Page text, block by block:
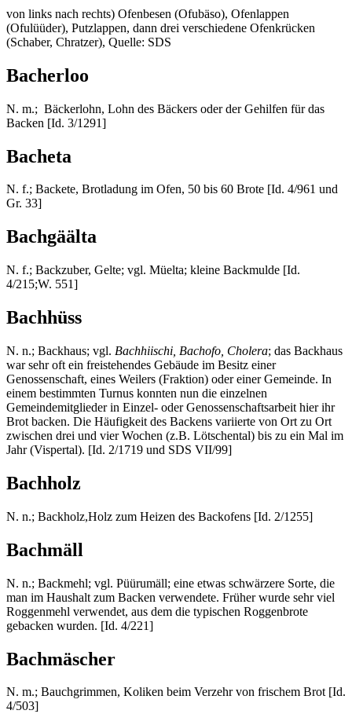
von links nach rechts) Ofenbesen (Ofubäso), Ofenlappen
(Ofulüüder), Putzlappen, dann drei verschiedene Ofenkrücken
(Schaber, Chratzer), Quelle: SDS
Bacherloo
N. m.; Bäckerlohn, Lohn des Bäckers oder der Gehilfen für das
Backen [Id. 3/1291]
Bacheta
N. f.; Backete, Brotladung im Ofen, 50 bis 60 Brote [Id. 4/961 und
Gr. 33]
Bachgäälta
N. f.; Backzuber, Gelte; vgl. Müelta; kleine Backmulde [Id.
4/215;W. 551]
Bachhüss
N. n.; Backhaus; vgl. Bachhiischi, Bachofo, Cholera; das Backhaus
war sehr oft ein freistehendes Gebäude im Besitz einer
Genossenschaft, eines Weilers (Fraktion) oder einer Gemeinde. In
einem bestimmten Turnus konnten nun die einzelnen
Gemeindemitglieder in Einzel- oder Genossenschaftsarbeit hier ihr
Brot backen. Die Häufigkeit des Backens variierte von Ort zu Ort
zwischen drei und vier Wochen (z.B. Lötschental) bis zu ein Mal im
Jahr (Vispertal). [Id. 2/1719 und SDS VII/99]
Bachholz
N. n.; Backholz,Holz zum Heizen des Backofens [Id. 2/1255]
Bachmäll
N. n.; Backmehl; vgl. Püürumäll; eine etwas schwärzere Sorte, die
man im Haushalt zum Backen verwendete. Früher wurde sehr viel
Roggenmehl verwendet, aus dem die typischen Roggenbrote
gebacken wurden. [Id. 4/221]
Bachmäscher
N. m.; Bauchgrimmen, Koliken beim Verzehr von frischem Brot [Id.
4/503]